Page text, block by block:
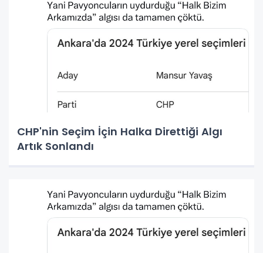
CHP'nin Seçim İçin Halka Direttiği Algı
Artık Sonlandı